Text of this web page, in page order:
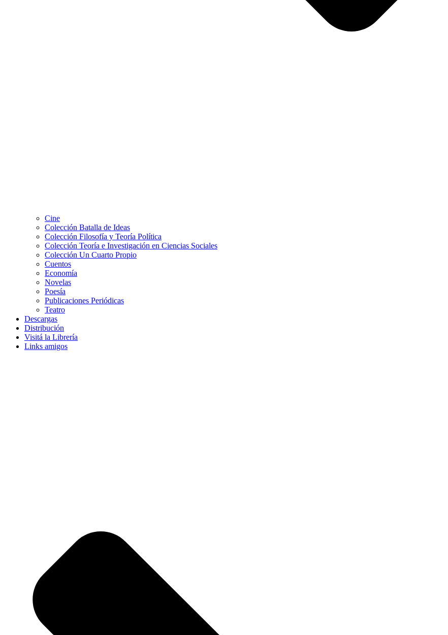
Cine
Colección Batalla de Ideas
Colección Filosofía y Teoría Política
Colección Teoría e Investigación en Ciencias Sociales
Colección Un Cuarto Propio
Cuentos
Economía
Novelas
Poesía
Publicaciones Periódicas
Teatro
Descargas
Distribución
Visitá la Librería
Links amigos